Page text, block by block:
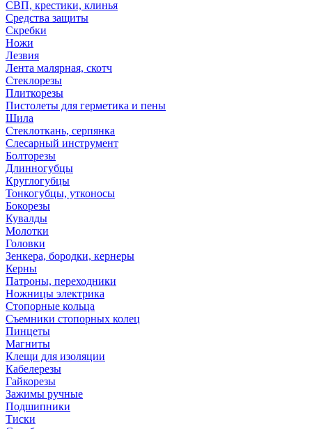
СВП, крестики, клинья
Средства защиты
Скребки
Ножи
Лезвия
Лента малярная, скотч
Стеклорезы
Плиткорезы
Пистолеты для герметика и пены
Шила
Стеклоткань, серпянка
Слесарный инструмент
Болторезы
Длинногубцы
Круглогубцы
Тонкогубцы, утконосы
Бокорезы
Кувалды
Молотки
Головки
Зенкера, бородки, кернеры
Керны
Патроны, переходники
Ножницы электрика
Стопорные кольца
Съемники стопорных колец
Пинцеты
Магниты
Клещи для изоляции
Кабелерезы
Гайкорезы
Зажимы ручные
Подшипники
Тиски